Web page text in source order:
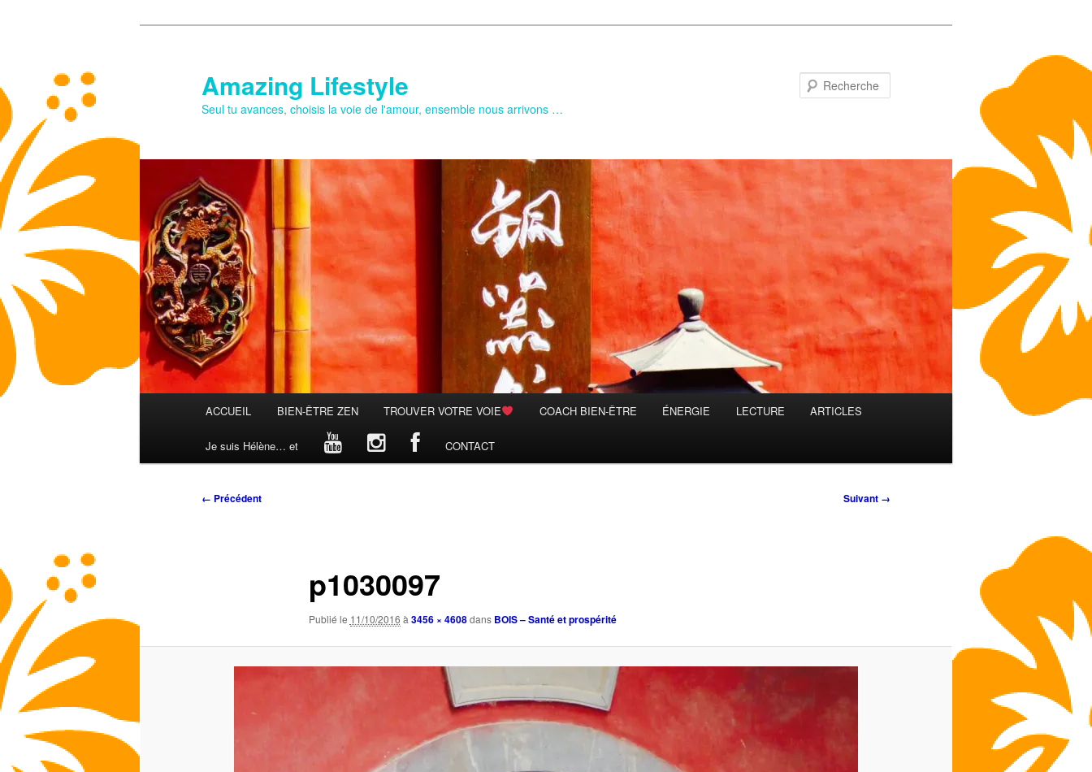
contenu
principal
Amazing Lifestyle
Seul tu avances, choisis la voie de l'amour, ensemble nous arrivons …
ACCUEIL BIEN-ÊTRE ZEN TROUVER VOTRE VOIE COACH BIEN-ÊTRE ÉNERGIE LECTURE ARTICLES
Je suis Hélène… et CONTACT
Navigation
← Précédent Suivant →
p1030097
Publié le 11/10/2016 à 3456 × 4608dans BOIS – Santé et prospérité